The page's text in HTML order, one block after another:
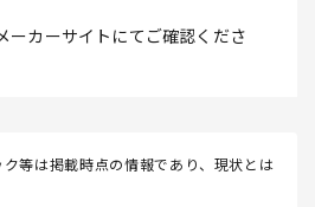
カーサイトにてご確認くださ
等は掲載時点の情報であり、現状とは